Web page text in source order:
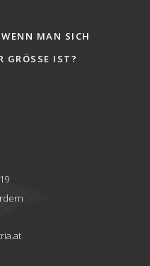
MAN SICH
GRÖSSE IST?